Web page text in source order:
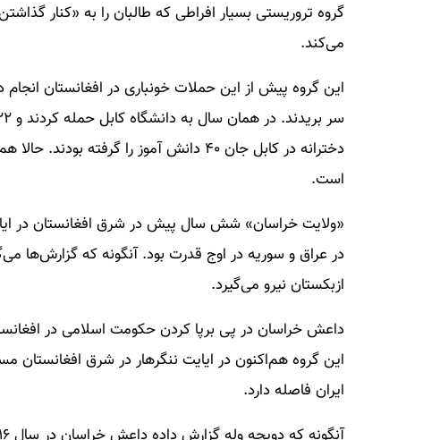
گروه تروریستی بسیار افراطی که طالبان را به «کنار
می‌کند.
دخترانه در کابل جان ۴۰ دانش آموز را
است.
در عراق و سوریه در اوج قدرت بود. آنگونه که گزارش‌ها
ازبکستان نیرو می‌گیرد.
داعش خراسان در پی برپا کردن حکومت اسلامی در
این گروه هم‌اکنون در ایایت ننگرهار در شرق افغانستان
ایران فاصله دارد.